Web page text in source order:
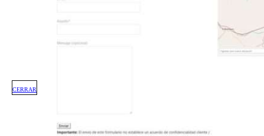
CERRAR